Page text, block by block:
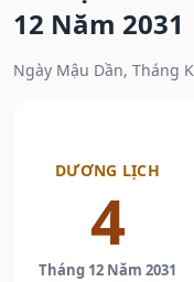
12 Năm 2031
Ngày Mậu Dần, Tháng
DƯƠNG LỊCH
4
Tháng 12 Năm 2031